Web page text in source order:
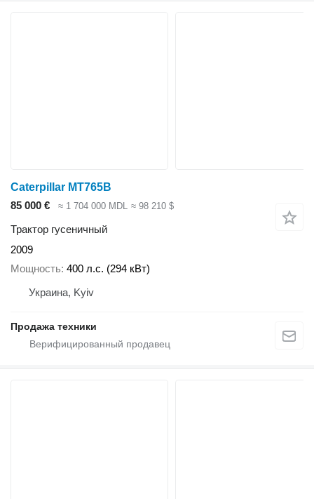
Caterpillar MT765B
85 000 €
≈ 1 704 000 MDL ≈ 98 210 $
Трактор гусеничный
2009
Мощность 400 л.с. (294 кВт)
Украина, Kyiv
Продажа техники